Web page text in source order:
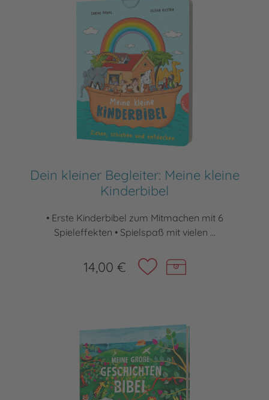
Dein kleiner Begleiter: Meine kleine
Kinderbibel
• Erste Kinderbibel zum Mitmachen mit 6
Spieleffekten • Spielspaß mit vielen ...
14,00 €